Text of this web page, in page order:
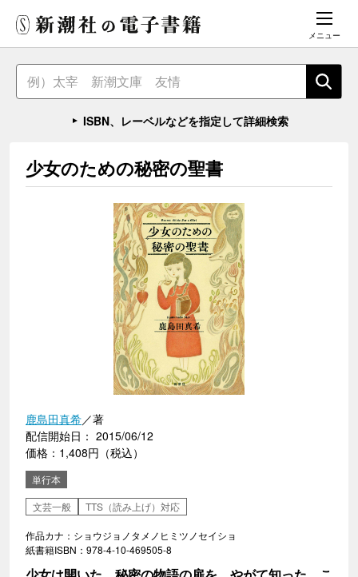
メニュー
ISBN、レーベルなどを指定して詳細検索
少女のための秘密の聖書
鹿島田真希／著
配信開始日： 2015/06/12
価格：1,408円（税込）
単行本
文芸一般
TTS（読み上げ）対応
作品カナ：ショウジョノタメノヒミツノセイショ
紙書籍ISBN：978-4-10-469505-8